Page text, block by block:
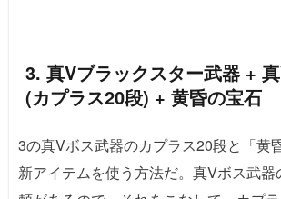
3. 真Vブラックスター武器 +
(カプラス20段) + 黄昏の宝石
3の真Vボス武器のカプラス20段と「黄
新アイテムを使う方法だ。真Vボス武器